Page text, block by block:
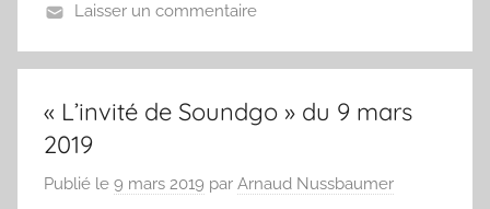
Laisser un commentaire
« L’invité de Soundgo » du 9 mars
2019
Publié le 9 mars 2019 par Arnaud Nussbaumer